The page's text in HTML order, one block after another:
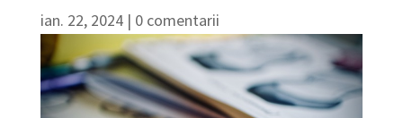
ian. 22, 2024| 0 comentarii